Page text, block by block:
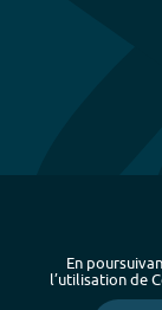
En
l’utilisation de